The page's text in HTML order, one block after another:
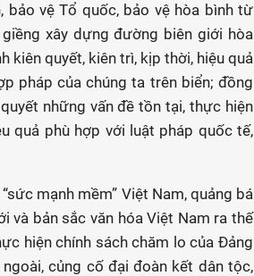
bảo vệ Tổ quốc, bảo vệ hòa bình từ
xây dựng đường biên giới hòa
kiên quyết, kiên trì, kịp thời, hiệu quả
pháp của chúng ta trên biển; đồng
những vấn đề tồn tại, thực hiện
quả phù hợp với luật pháp quốc tế,
mạnh mềm” Việt Nam, quảng bá
và bản sắc văn hóa Việt Nam ra thế
hiện chính sách chăm lo của Đảng
củng cố đại đoàn kết dân tộc,